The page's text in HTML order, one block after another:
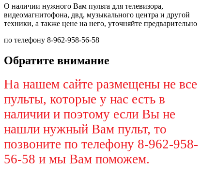
О наличии нужного Вам пульта для телевизора,
видеомагнитофона, двд, музыкального центра и другой
техники, а также цене на него, уточняйте предварительно
по телефону 8-962-958-56-58
Обратите внимание
На нашем сайте размещены не все
пульты, которые у нас есть в
наличии и поэтому если Вы не
нашли нужный Вам пульт, то
позвоните по телефону 8-962-958-
56-58 и мы Вам поможем.